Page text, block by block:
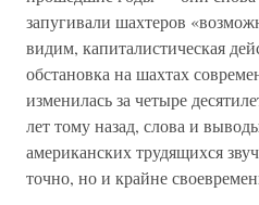
запугивали шахтеров
видим, капиталистическая
обстановка на шахтах
изменилась за четыре
лет тому назад, слова и
американских трудящихся
точно, но и крайне